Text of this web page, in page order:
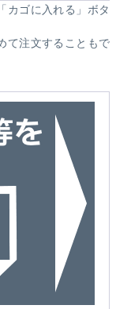
カゴに入れる」ボタ
て注文することもで